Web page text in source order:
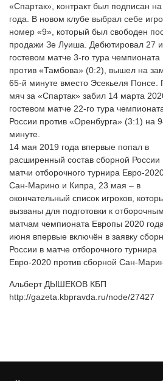
«Спартак», контракт был подписан на
года. В новом клубе выбрал себе
номер «9», который был свободен
продажи Зе Луиша. Дебютировал 27
гостевом матче 3-го тура чемпионата
против «Тамбова» (0:2), вышел на
65-й минуте вместо Эсекьеля Понсе.
мяч за «Спартак» забил 14 марта
гостевом матче 22-го тура
России против «Оренбурга» (3:1) на
минуте.
14 мая 2019 года впервые попал в
расширенный состав сборной России
матчи отборочного турнира Евро-
Сан-Марино и Кипра, 23 мая – в
окончательный список игроков,
вызваны для подготовки к отборочным
матчам чемпионата Европы 2020
июня впервые включён в заявку
России в матче отборочного турнира
Евро-2020 против сборной Сан-
Альберт ДЫШЕКОВ КБП
http://gazeta.kbpravda.ru/node/27427